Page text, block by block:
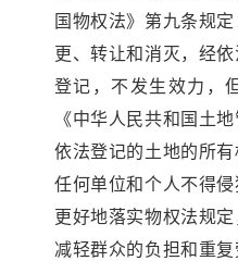
国物权法》第九条规
更、转让和消灭，经
登记，不发生效力，
《中华人民共和国土
依法登记的土地的所有
任何单位和个人不得
更好地落实物权法规定
减轻群众的负担和重